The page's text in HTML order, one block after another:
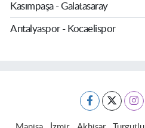
Kasımpaşa - Galatasaray
Antalyaspor - Kocaelispor